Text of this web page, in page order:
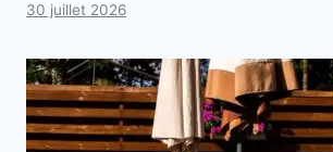
30 juillet 2026